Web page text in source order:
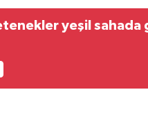
yeşil sahada